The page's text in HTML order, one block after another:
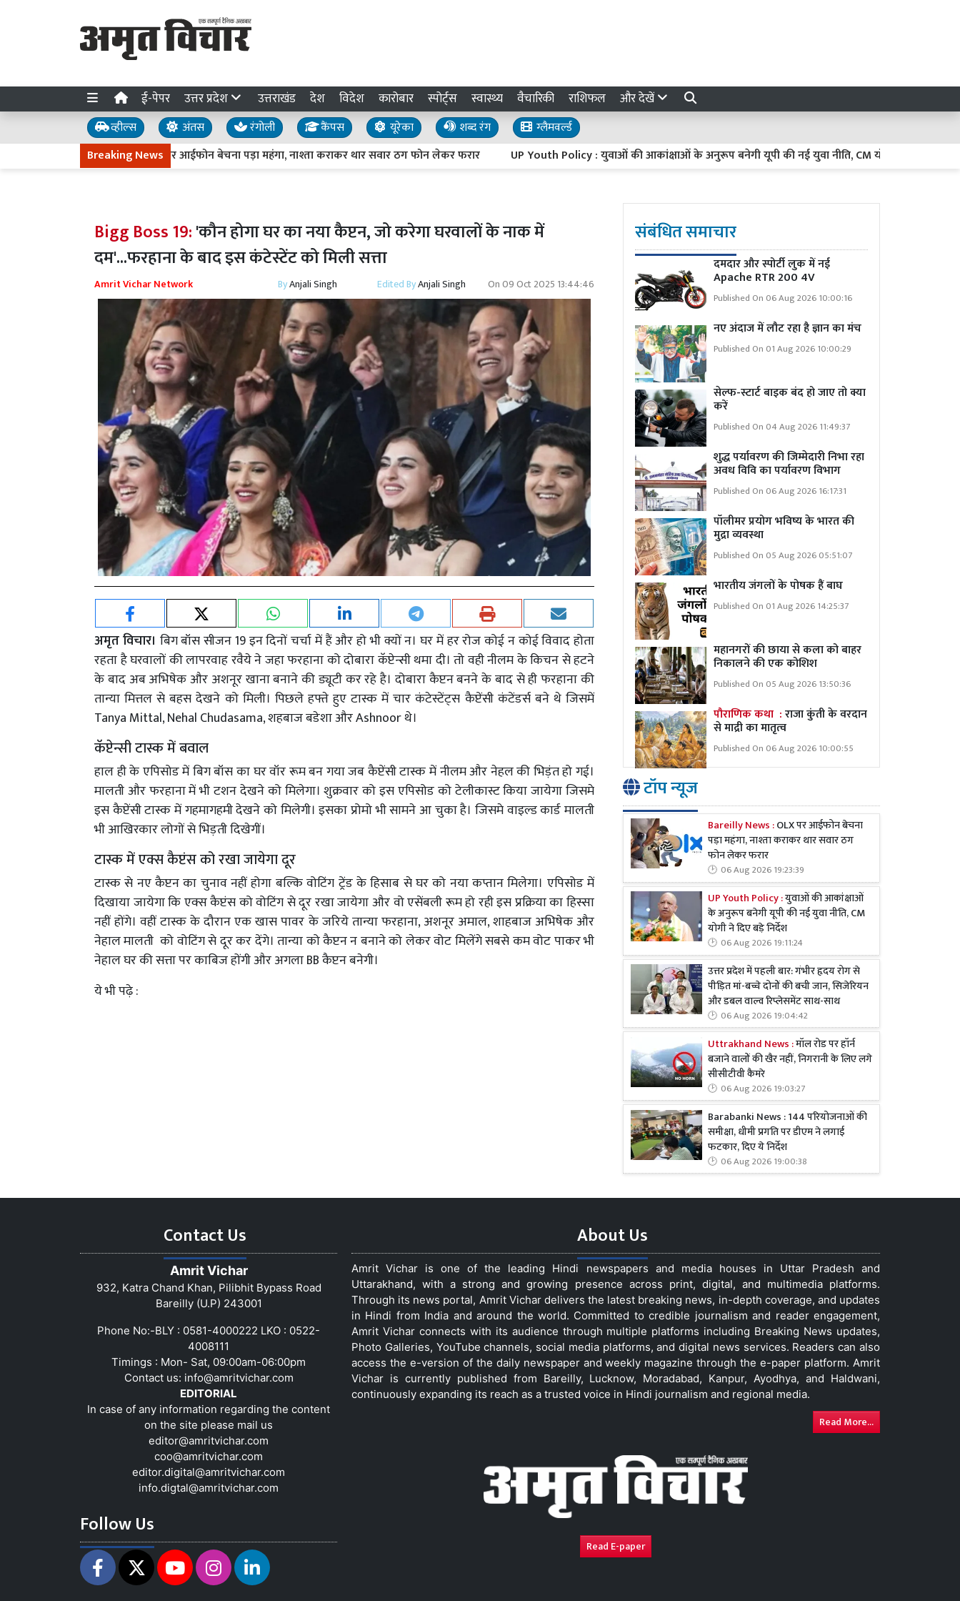
ई-पेपर उत्तर प्रदेश उत्तराखंड देश विदेश कारोबार स्पोर्ट्स स्वास्थ्य वैचारिकी राशिफल और देखें
व्हील्स अंतस रंगोली कैंपस यूरेका शब्द रंग
ग्लैमवर्ल्ड
Breaking News
Bareilly News : OLX पर आईफोन बेचना पड़ा महंगा, नाश्ता कराकर थार सवार ठग फोन लेकर फरार UP Youth Policy : युवाओं की आकांक्षाओं के अनुरूप बनेगी यूपी की नई युवा नीति, CM योगी ने दिए बड़े निर्देश
Bigg Boss 19:'कौन होगा घर का नया कैप्टन, जो करेगा घरवालों के नाक में
दम'...फरहाना के बाद इस कंटेस्टेंट को मिली सत्ता
Amrit Vichar Network ByAnjali Singh Edited ByAnjali Singh On09 Oct 2025 13:44:46
अमृत विचार। बिग बॉस सीजन 19 इन दिनों चर्चा में हैं और हो भी क्यों न। घर में हर रोज कोई न कोई विवाद होता
रहता है घरवालों की लापरवाह रवैये ने जहा फरहाना को दोबारा कॅप्टेन्सी थमा दी। तो वही नीलम के किचन से हटने
के बाद अब अभिषेक और अशनूर खाना बनाने की ड्यूटी कर रहे है। दोबारा कैप्टन बनने के बाद से ही फरहाना की
तान्या मित्तल से बहस देखने को मिली। पिछले हफ्ते हुए टास्क में चार कंटेस्टेंट्स कैप्टेंसी कंटेंडर्स बने थे जिसमें
Tanya Mittal, Nehal Chudasama, शहबाज बडेशा और Ashnoor थे।
कॅप्टेन्सी टास्क में बवाल
हाल ही के एपिसोड में बिग बॉस का घर वॉर रूम बन गया जब कैप्टेंसी टास्क में नीलम और नेहल की भिड़ंत हो गई।
मालती और फरहाना में भी टशन देखने को मिलेगा। शुक्रवार को इस एपिसोड को टेलीकास्ट किया जायेगा जिसमे
इस कैप्टेंसी टास्क में गहमागहमी देखने को मिलेगी। इसका प्रोमो भी सामने आ चुका है। जिसमे वाइल्ड कार्ड मालती
भी आखिरकार लोगों से भिड़ती दिखेगीं।
टास्क में एक्स कैप्टंस को रखा जायेगा दूर
टास्क से नए कैप्टन का चुनाव नहीं होगा बल्कि वोटिंग ट्रेंड के हिसाब से घर को नया कप्तान मिलेगा। एपिसोड में
दिखाया जायेगा कि एक्स कैप्टंस को वोटिंग से दूर रखा जायेगा और वो एसेंबली रूम हो रही इस प्रक्रिया का हिस्सा
नहीं होंगे। वहीं टास्क के दौरान एक खास पावर के जरिये तान्या फरहाना, अशनूर अमाल, शाहबाज अभिषेक और
नेहाल मालती को वोटिंग से दूर कर देंगे। तान्या को कैप्टन न बनाने को लेकर वोट मिलेंगे सबसे कम वोट पाकर भी
नेहाल घर की सत्ता पर काबिज होंगी और अगला BB कैप्टन बनेगी।
ये भी पढ़े :
संबंधित समाचार
दमदार और स्पोर्टी लुक में नई
Apache RTR 200 4V
Published On 06 Aug 2026 10:00:16
नए अंदाज में लौट रहा है ज्ञान का मंच
Published On 01 Aug 2026 10:00:29
सेल्फ-स्टार्ट बाइक बंद हो जाए तो क्या
करें
Published On 04 Aug 2026 11:49:37
शुद्ध पर्यावरण की जिम्मेदारी निभा रहा
अवध विवि का पर्यावरण विभाग
Published On 06 Aug 2026 16:17:31
पॉलीमर प्रयोग भविष्य के भारत की
मुद्रा व्यवस्था
Published On 05 Aug 2026 05:51:07
भारतीय जंगलों के पोषक हैं बाघ
Published On 01 Aug 2026 14:25:37
महानगरों की छाया से कला को बाहर
निकालने की एक कोशिश
Published On 05 Aug 2026 13:50:36
पौराणिक कथा :राजा कुंती के वरदान
से माद्री का मातृत्व
Published On 06 Aug 2026 10:00:55
टॉप न्यूज
Bareilly News :OLX पर आईफोन बेचना
पड़ा महंगा, नाश्ता कराकर थार सवार ठग
फोन लेकर फरार
06 Aug 2026 19:23:39
UP Youth Policy :युवाओं की आकांक्षाओं
के अनुरूप बनेगी यूपी की नई युवा नीति, CM
योगी ने दिए बड़े निर्देश
06 Aug 2026 19:11:24
उत्तर प्रदेश में पहली बार: गंभीर हृदय रोग से
पीड़ित मां-बच्चे दोनों की बची जान, सिजेरियन
और डबल वाल्व रिप्लेसमेंट साथ-साथ
06 Aug 2026 19:04:42
Uttrakhand News :मॉल रोड पर हॉर्न
बजाने वालों की खैर नहीं, निगरानी के लिए लगे
सीसीटीवी कैमरे
06 Aug 2026 19:03:27
Barabanki News : 144 परियोजनाओं की
समीक्षा, धीमी प्रगति पर डीएम ने लगाई
फटकार, दिए ये निर्देश
06 Aug 2026 19:00:38
Contact Us
Amrit Vichar
932, Katra Chand Khan, Pilibhit Bypass Road
Bareilly (U.P) 243001
Phone No:-BLY : 0581-4000222 LKO : 0522-
4008111
Timings : Mon- Sat, 09:00am-06:00pm
Contact us: info@amritvichar.com
EDITORIAL
In case of any information regarding the content
on the site please mail us
editor@amritvichar.com
coo@amritvichar.com
editor.digital@amritvichar.com
info.digtal@amritvichar.com
Follow Us
About Us
Amrit Vichar is one of the leading Hindi newspapers and media houses in Uttar Pradesh and
Uttarakhand, with a strong and growing presence across print, digital, and multimedia platforms.
Through its news portal, Amrit Vichar delivers the latest breaking news, in-depth coverage, and updates
in Hindi from India and around the world. Committed to credible journalism and reader engagement,
Amrit Vichar connects with its audience through multiple platforms including Breaking News updates,
Photo Galleries, YouTube channels, social media platforms, and digital news services. Readers can also
access the e-version of the daily newspaper and weekly magazine through the e-paper platform. Amrit
Vichar is currently published from Bareilly, Lucknow, Moradabad, Kanpur, Ayodhya, and Haldwani,
continuously expanding its reach as a trusted voice in Hindi journalism and regional media.
Read More...
Read E-paper